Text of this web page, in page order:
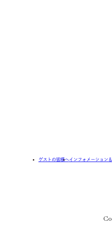
ゲストの皆様へインフォメーション